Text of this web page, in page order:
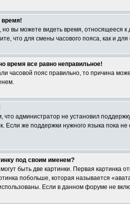
время!
вы можете видеть время, относящееся к
что для смены часового пояса, как и
время все равно неправильное!
часовой пояс правильно, то причина
что администратор не установил
Если же поддержки нужного языка пока
под своим именем?
быть две картинки. Первая картинка
побольше, которая называется
Если в данном форуме не